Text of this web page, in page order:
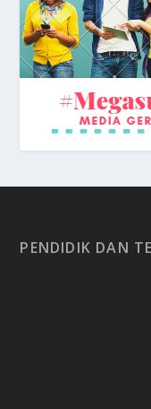
PENDIDIK DAN